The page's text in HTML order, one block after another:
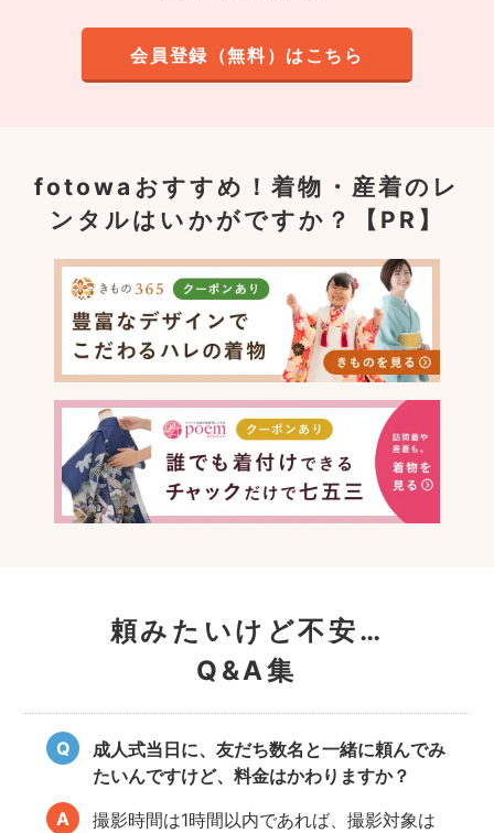
会員登録（無料）はこちら
fotowaおすすめ！着物・産着のレ
ンタルはいかがですか？【PR】
頼みたいけど不安…
Q&A集
成人式当日に、友だち数名と一緒に頼んでみ
たいんですけど、料金はかわりますか？
撮影時間は1時間以内であれば、撮影対象は